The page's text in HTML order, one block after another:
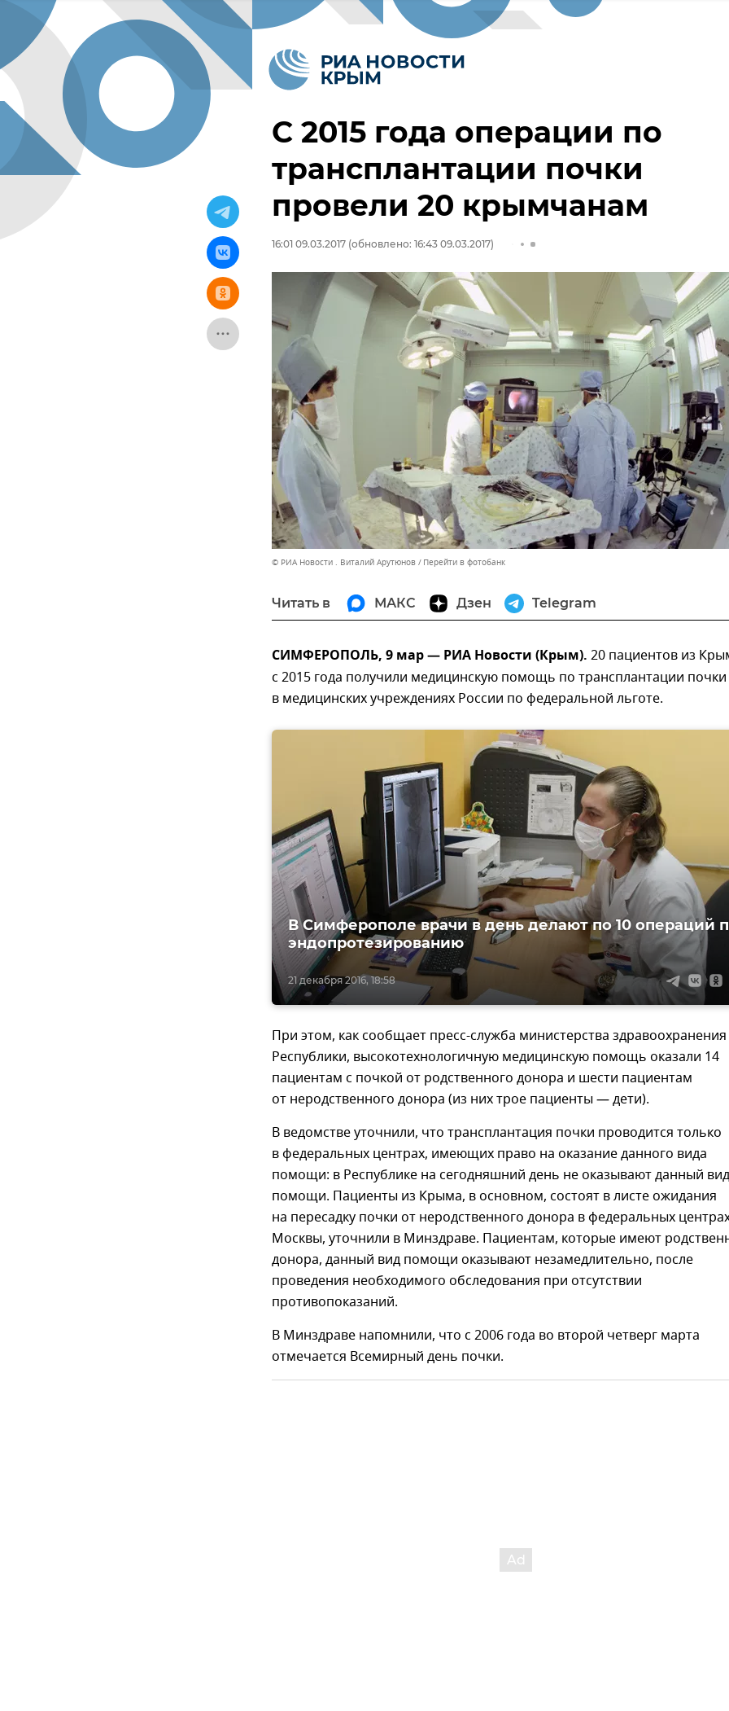
С 2015 года операции по
трансплантации почки
провели 20 крымчанам
16:01 09.03.2017 (обновлено: 16:43 09.03.2017)
© РИА Новости . Виталий Арутюнов Перейти в фотобанк
Читать в МАКС Дзен Telegram
СИМФЕРОПОЛЬ, 9 мар — РИА Новости (Крым). 20 пациентов из
с 2015 года получили медицинскую помощь по трансплантации почки
в медицинских учреждениях России по федеральной льготе.
21 декабря 2016, 18:58
В Симферополе врачи в день делают по 10 операций
эндопротезированию
При этом, как сообщает пресс-служба министерства здравоохранения
Республики, высокотехнологичную медицинскую помощь оказали 14
пациентам с почкой от родственного донора и шести пациентам
от неродственного донора (из них трое пациенты — дети).
В ведомстве уточнили, что трансплантация почки проводится только
в федеральных центрах, имеющих право на оказание данного вида
помощи: в Республике на сегодняшний день не оказывают данный вид
помощи. Пациенты из Крыма, в основном, состоят в листе ожидания
на пересадку почки от неродственного донора в федеральных
Москвы, уточнили в Минздраве. Пациентам, которые имеют
донора, данный вид помощи оказывают незамедлительно, после
проведения необходимого обследования при отсутствии
противопоказаний.
В Минздраве напомнили, что с 2006 года во второй четверг марта
отмечается Всемирный день почки.